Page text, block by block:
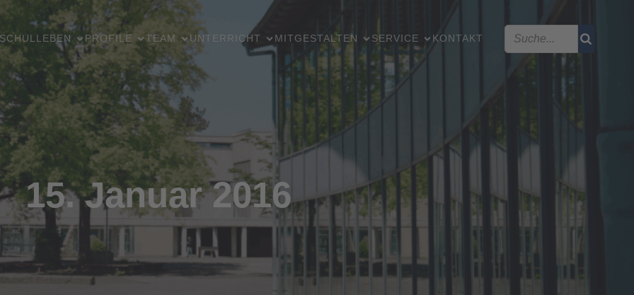
SCHULLEBEN PROFILE TEAM UNTERRICHT MITGESTALTEN SERVICE KONTAKT
15. Januar 2016